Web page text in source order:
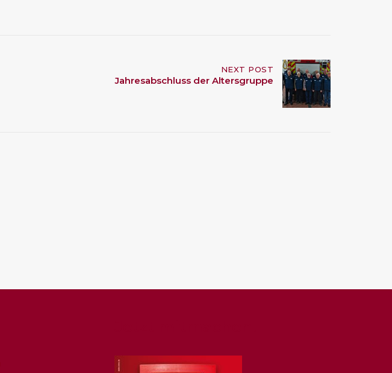
NEXT POST
Jahresabschluss der Altersgruppe